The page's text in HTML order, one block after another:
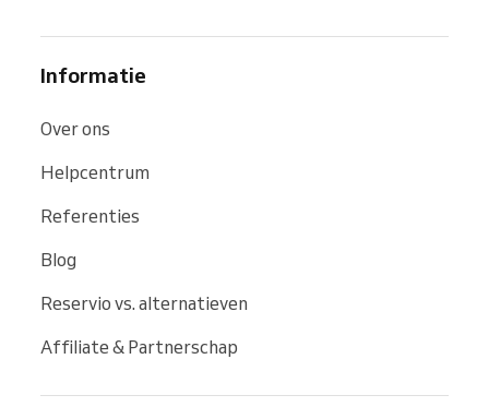
Informatie
Over ons
Helpcentrum
Referenties
Blog
Reservio vs. alternatieven
Affiliate & Partnerschap